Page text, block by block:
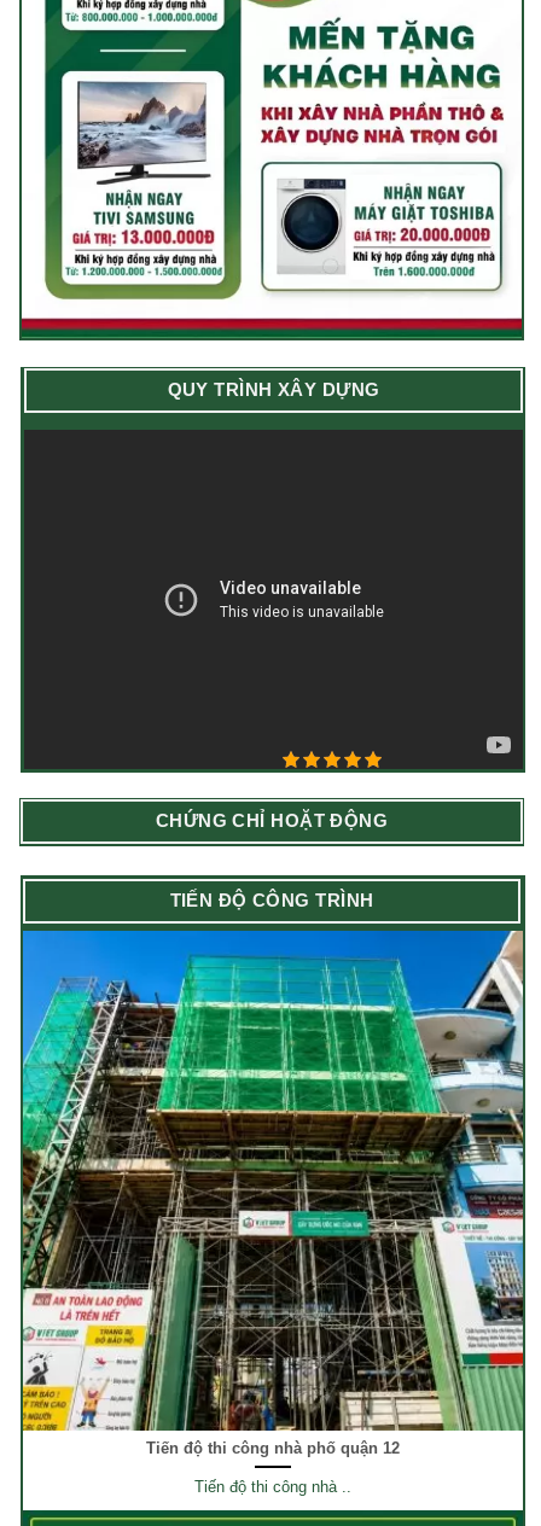
QUY TRÌNH XÂY DỰNG
CHỨNG CHỈ HOẶT ĐỘNG
TIẾN ĐỘ CÔNG TRÌNH
Tiến độ thi công nhà phố quận 12
Tiến độ thi công nhà ..